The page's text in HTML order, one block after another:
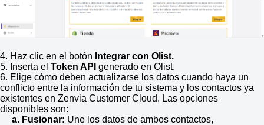
4. Haz clic en el botón Integrar con Olist.
5. Inserta el Token API generado en Olist.
6. Elige cómo deben actualizarse los datos cuando haya un
conflicto entre la información de tu sistema y los contactos ya
existentes en Zenvia Customer Cloud. Las opciones
disponibles son:
a. Fusionar: Une los datos de ambos contactos,